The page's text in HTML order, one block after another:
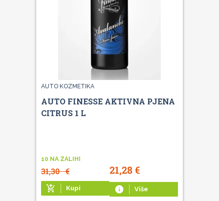
AUTO KOZMETIKA
AUTO FINESSE AKTIVNA PJENA
CITRUS 1 L
10 NA ZALIHI
31,30€ 21,28€
add_shopping_cart Kupi info Više